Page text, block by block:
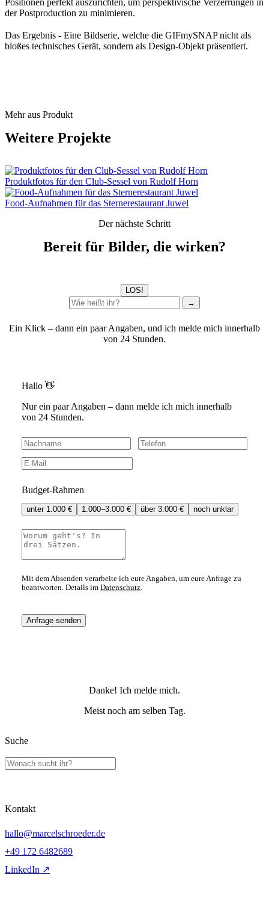
Positionen perfekt auszurichten, um perspektivische Verzerrungen in
der Postproduction zu minimieren.
Das Ergebnis - Eine Bildserie, welche die GIFmySNAP nicht als
bloßes technisches Gerät, sondern als Design-Objekt präsentiert.
Mehr aus Produkt
Weitere Projekte
Produktfotos für den Club-Sessel von Rudolf Horn
Food-Aufnahmen für das Sternerestaurant Juwel
Der nächste Schritt
Bereit für Bilder, die wirken?
LOS!
→
Ein Klick – dann ein paar Angaben, und ich melde mich innerhalb
von 24 Stunden.
Hallo 👋
Nur ein paar Angaben – dann melde ich mich innerhalb
von 24 Stunden.
Budget-Rahmen
unter 1.000 € 1.000–3.000 € über 3.000 € noch unklar
Mit dem Absenden verarbeite ich eure Angaben, um eure Anfrage zu
beantworten. Details im Datenschutz
Anfrage senden
Danke! Ich melde mich.
Meist noch am selben Tag.
Suche
Kontakt
hallo@marcelschroeder.de
+49 172 6482689
LinkedIn ↗